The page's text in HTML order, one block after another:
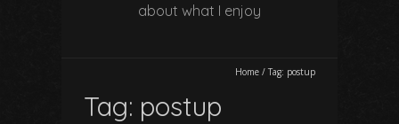
about what I enjoy
Home / Tag: postup
Tag: postup